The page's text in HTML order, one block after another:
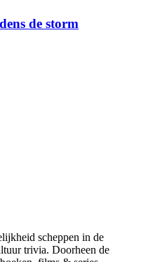
de storm
scheppen in de
trivia. Doorheen de